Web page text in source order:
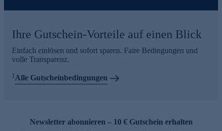
Ihre Gutschein-Vorteile auf einen Blick
Einfach einlösen und sofort sparen. Faire Bedingungen und
volle Transparenz.
1Alle Gutscheinbedingungen
Newsletter abonnieren – 10 € Gutschein erhalten